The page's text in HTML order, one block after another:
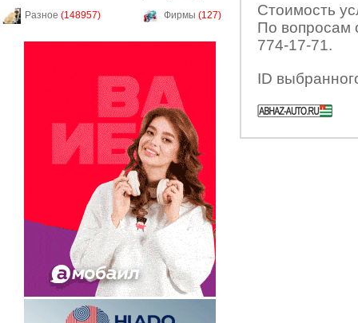
Разное (148957) Фирмы (127)
Стоимость
По вопросам
774-17-71.
ID